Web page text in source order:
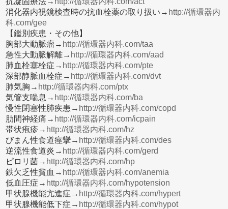
消化器内視鏡検査時の抗血栓薬の取り扱い→ http://循環器内
科.com/gee
【鑑別疾患・その他】
胸部大動脈瘤→ http://循環器内科.com/taa
急性大動脈解離→ http://循環器内科.com/aad
肺血栓塞栓症→ http://循環器内科.com/pte
深部静脈血栓症→ http://循環器内科.com/dvt
肺気胸→ http://循環器内科.com/ptx
気管支喘息→ http://循環器内科.com/ba
慢性閉塞性肺疾患→ http://循環器内科.com/copd
肋間神経痛→ http://循環器内科.com/icpain
帯状疱疹→ http://循環器内科.com/hz
びまん性食道痙攣→ http://循環器内科.com/des
逆流性食道炎→ http://循環器内科.com/gerd
ピロリ菌→ http://循環器内科.com/hp
鉄欠乏性貧血→ http://循環器内科.com/anemia
低血圧症→ http://循環器内科.com/hypotension
甲状腺機能亢進症→ http://循環器内科.com/hypert
甲状腺機能低下症→ http://循環器内科.com/hypot